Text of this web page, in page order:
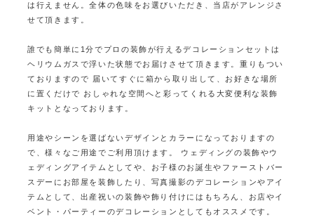
は行えません。全体の色味をお選びいただき、当店がアレンジさ
せて頂きます。
誰でも簡単に1分でプロの装飾が行えるデコレーションセットは
ヘリウムガスで浮いた状態でお届けさせて頂きます。重りもつい
ておりますので 届いてすぐに箱から取り出して、お好きな場所
に置くだけで おしゃれな空間へと彩ってくれる大変便利な装飾
キットとなっております。
用途やシーンを選ばないデザインとカラーになっておりますの
で、様々なご用途でご利用頂けます。
ウェディングの装飾やウ
ェディングアイテムとしてや、お子様のお誕生やファーストバー
スデーにお部屋を装飾したり、 写真撮影のデコレーションやアイ
テムとして、出産祝いの装飾や飾り付けにはもちろん、
お店やイ
ベント・パーティーのデコレーションとしてもオススメです。